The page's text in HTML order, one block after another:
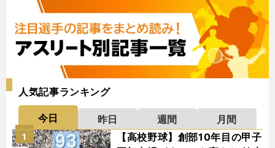
人気記事ランキング
今日 昨日 週間
月間
【高校野球】創部10年目の甲子
1